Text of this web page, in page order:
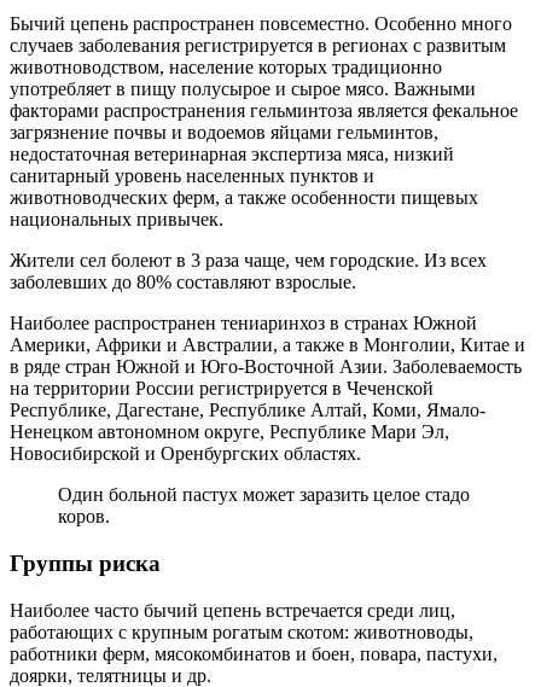
Бычий цепень распространен повсеместно. Особенно много
случаев заболевания регистрируется в регионах с развитым
животноводством, население которых традиционно
употребляет в пищу полусырое и сырое мясо. Важными
факторами распространения гельминтоза является фекальное
загрязнение почвы и водоемов яйцами гельминтов,
недостаточная ветеринарная экспертиза мяса, низкий
санитарный уровень населенных пунктов и
животноводческих ферм, а также особенности пищевых
национальных привычек.
Жители сел болеют в 3 раза чаще, чем городские. Из всех
заболевших до 80% составляют взрослые.
Наиболее распространен тениаринхоз в странах Южной
Америки, Африки и Австралии, а также в Монголии, Китае и
в ряде стран Южной и Юго-Восточной Азии. Заболеваемость
на территории России регистрируется в Чеченской
Республике, Дагестане, Республике Алтай, Коми, Ямало-
Ненецком автономном округе, Республике Мари Эл,
Новосибирской и Оренбургских областях.
Один больной пастух может заразить целое стадо
коров.
Группы риска
Наиболее часто бычий цепень встречается среди лиц,
работающих с крупным рогатым скотом: животноводы,
работники ферм, мясокомбинатов и боен, повара, пастухи,
доярки, телятницы и др.